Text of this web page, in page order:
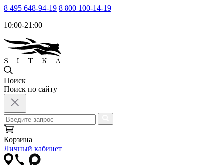
8 495 648-94-19 8 800 100-14-19
10:00-21:00
Поиск
Поиск по сайту
Корзина
Личный кабинет